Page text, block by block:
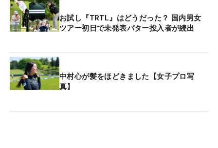
お試し『TRTL』はどうだった？ 国内男女
ツアー初日で未発表パター投入者が続出
中村心が髪をほどきました【女子プロ写
真】